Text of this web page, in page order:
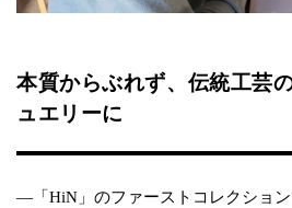
本質からぶれず、伝統工芸
ュエリーに
—「HiN」のファーストコレクショ